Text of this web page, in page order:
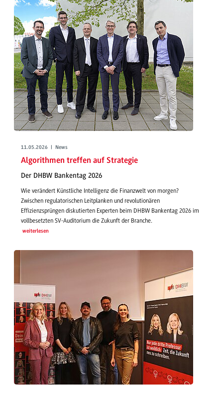
11.05.2026 | News
Algorithmen treffen auf Strategie
Der DHBW Bankentag 2026
Wie verändert Künstliche Intelligenz die Finanzwelt von morgen?
Zwischen regulatorischen Leitplanken und revolutionären
Effizienzsprüngen diskutierten Experten beim DHBW Bankentag 2026 im
vollbesetzten SV-Auditorium die Zukunft der Branche.
weiterlesen